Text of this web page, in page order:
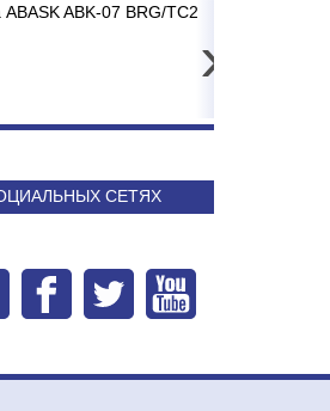
E1 BURGOS BLACK
›
СЕТЯХ